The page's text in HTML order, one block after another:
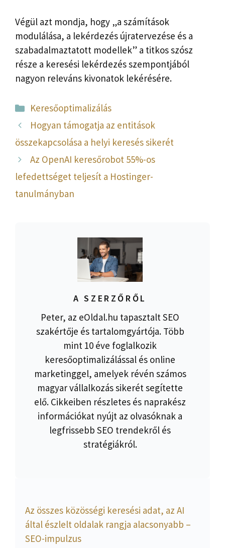
Végül azt mondja, hogy „a számítások
modulálása, a lekérdezés újratervezése és a
szabadalmaztatott modellek” a titkos szósz
része a keresési lekérdezés szempontjából
nagyon releváns kivonatok lekérésére.
Kategória
Keresőoptimalizálás
Hogyan támogatja az entitások
összekapcsolása a helyi keresés sikerét
Az OpenAI keresőrobot 55%-os
lefedettséget teljesít a Hostinger-
tanulmányban
A SZERZŐRŐL
Peter, az eOldal.hu tapasztalt SEO
szakértője és tartalomgyártója. Több
mint 10 éve foglalkozik
keresőoptimalizálással és online
marketinggel, amelyek révén számos
magyar vállalkozás sikerét segítette
elő. Cikkeiben részletes és naprakész
információkat nyújt az olvasóknak a
legfrissebb SEO trendekről és
stratégiákról.
Az összes közösségi keresési adat, az AI
által észlelt oldalak rangja alacsonyabb –
SEO-impulzus